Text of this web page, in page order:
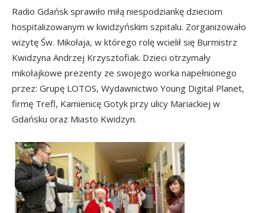
Radio Gdańsk sprawiło miłą niespodziankę dzieciom
hospitalizowanym w kwidzyńskim szpitalu. Zorganizowało
wizytę Św. Mikołaja, w którego rolę wcielił się Burmistrz
Kwidzyna Andrzej Krzysztofiak. Dzieci otrzymały
mikołajkowe prezenty ze swojego worka napełnionego
przez: Grupę LOTOS, Wydawnictwo Young Digital Planet,
firmę Trefl, Kamienicę Gotyk przy ulicy Mariackiej w
Gdańsku oraz Miasto Kwidzyn.